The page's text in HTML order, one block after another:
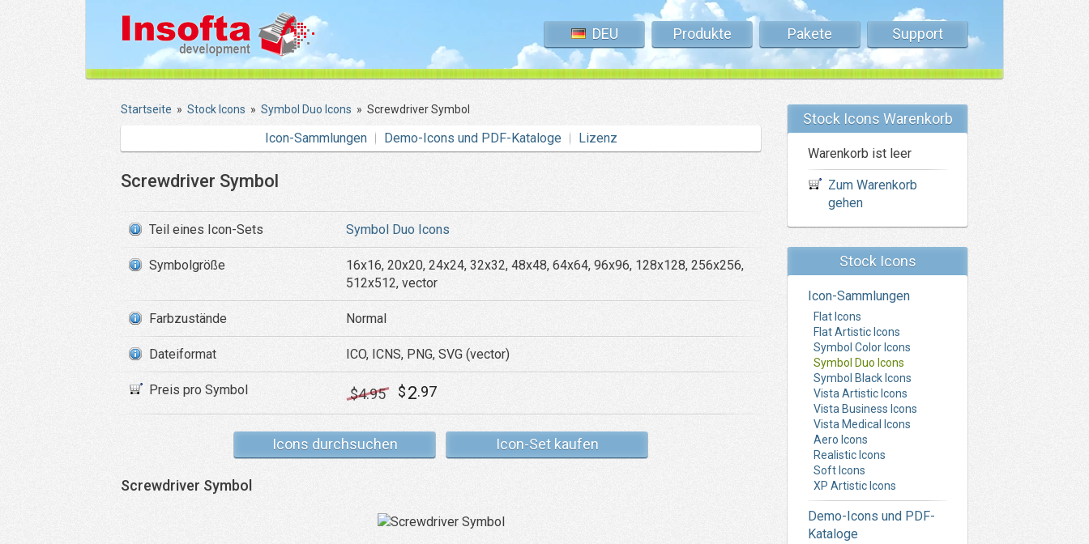
DEU Produkte Pakete Support
Startseite » Stock Icons » Symbol Duo Icons » Screwdriver Symbol
Icon-Sammlungen Demo-Icons und PDF-Kataloge Lizenz
Screwdriver Symbol
Teil eines Icon-Sets Symbol Duo Icons
Symbolgröße
16x16, 20x20, 24x24, 32x32, 48x48, 64x64, 96x96, 128x128, 256x256,
512x512, vector
Farbzustände Normal
Dateiformat ICO, ICNS, PNG, SVG (vector)
Preis pro Symbol $4.95 $2.97
Icons durchsuchen Icon-Set kaufen
Screwdriver Symbol
Stock Icons Warenkorb
Warenkorb ist leer
Zum Warenkorb
gehen
Stock Icons
Icon-Sammlungen
Flat Icons
Flat Artistic Icons
Symbol Color Icons
Symbol Duo Icons
Symbol Black Icons
Vista Artistic Icons
Vista Business Icons
Vista Medical Icons
Aero Icons
Realistic Icons
Soft Icons
XP Artistic Icons
Demo-Icons und PDF-
Kataloge